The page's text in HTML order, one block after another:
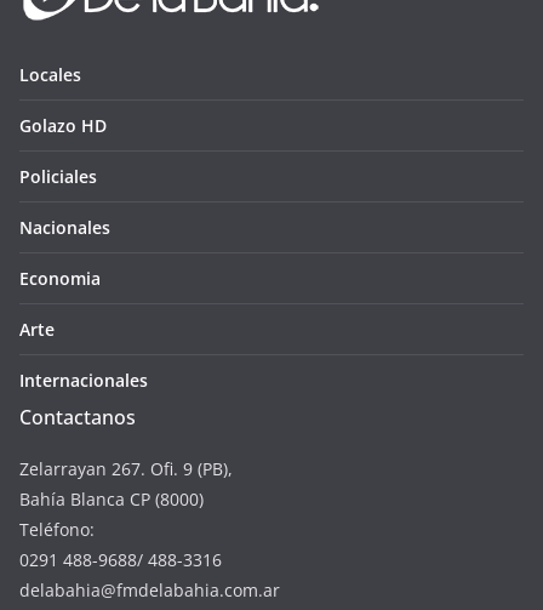
Locales
Golazo HD
Policiales
Nacionales
Economia
Arte
Internacionales
Contactanos
Zelarrayan 267. Ofi. 9 (PB),
Bahía Blanca CP (8000)
Teléfono:
0291 488-9688/ 488-3316
delabahia@fmdelabahia.com.ar